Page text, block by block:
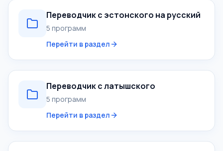
Переводчик с эстонского на русский
5 программ
Перейти в раздел
Переводчик с латышского
5 программ
Перейти в раздел